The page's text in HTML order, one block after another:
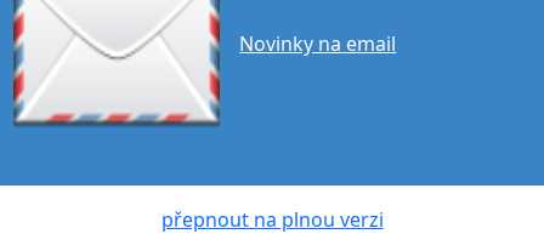
Novinky na email
přepnout na plnou verzi